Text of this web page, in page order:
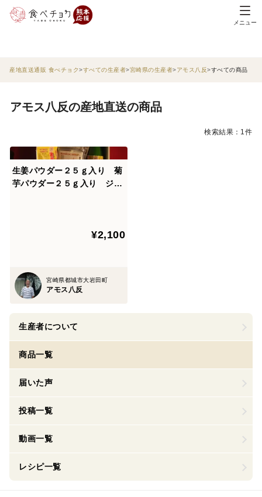
メニュー
産地直送通販 食べチョク すべての生産者 宮崎県の生産者 アモス八反 すべての商品
アモス八反の産地直送の商品
検索結果：1件
生姜パウダー２５ｇ入り 菊
芋パウダー２５ｇ入り ジャ
¥2,100
宮崎県都城市大岩田町
アモス八反
生産者について
商品一覧
届いた声
投稿一覧
動画一覧
レシピ一覧